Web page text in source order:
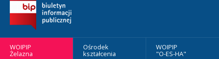
WOIPIP
Żelazna
Ośrodek
kształcenia
WOIPIP
"O-ES-HA"